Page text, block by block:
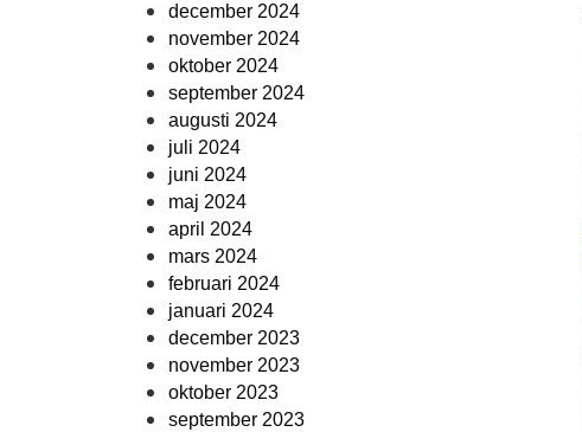
december 2024
november 2024
oktober 2024
september 2024
augusti 2024
juli 2024
juni 2024
maj 2024
april 2024
mars 2024
februari 2024
januari 2024
december 2023
november 2023
oktober 2023
september 2023